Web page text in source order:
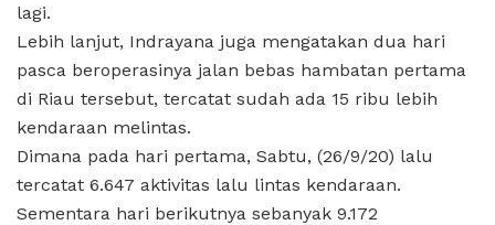
lagi.
Lebih lanjut, Indrayana juga mengatakan dua hari
pasca beroperasinya jalan bebas hambatan pertama
di Riau tersebut, tercatat sudah ada 15 ribu lebih
kendaraan melintas.
Dimana pada hari pertama, Sabtu, (26/9/20) lalu
tercatat 6.647 aktivitas lalu lintas kendaraan.
Sementara hari berikutnya sebanyak 9.172